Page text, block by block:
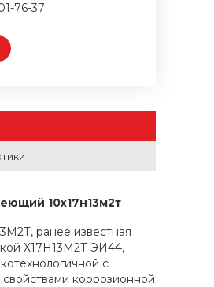
76-37
10х17н13м2т
ранее известная
Х17Н13М2Т ЭИ44,
с
коррозионной